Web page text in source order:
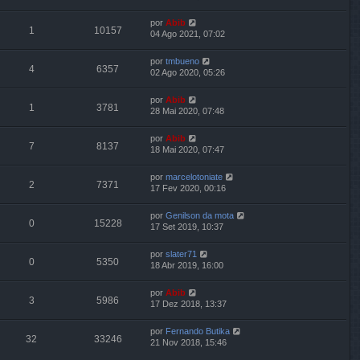
1 10157
por Abib
04 Ago 2021, 07:02
4 6357
por tmbueno
02 Ago 2020, 05:26
1 3781
por Abib
28 Mai 2020, 07:48
7 8137
por Abib
18 Mai 2020, 07:47
2 7371
por marcelotoniate
17 Fev 2020, 00:16
0 15228
por Genilson da mota
17 Set 2019, 10:37
0 5350
por slater71
18 Abr 2019, 16:00
3 5986
por Abib
17 Dez 2018, 13:37
32 33246
por Fernando Butika
21 Nov 2018, 15:46